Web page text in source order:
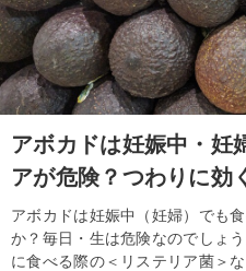
アボカドは妊娠中・妊
アが危険？つわりに効
アボカドは妊娠中（妊婦）でも
か？毎日・生は危険なのでしょ
に食べる際の＜リステリア菌＞